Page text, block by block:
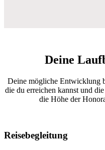
Deine
Deine mögliche Entwicklung
die du erreichen kannst und
die Höhe der
Reisebegleitung